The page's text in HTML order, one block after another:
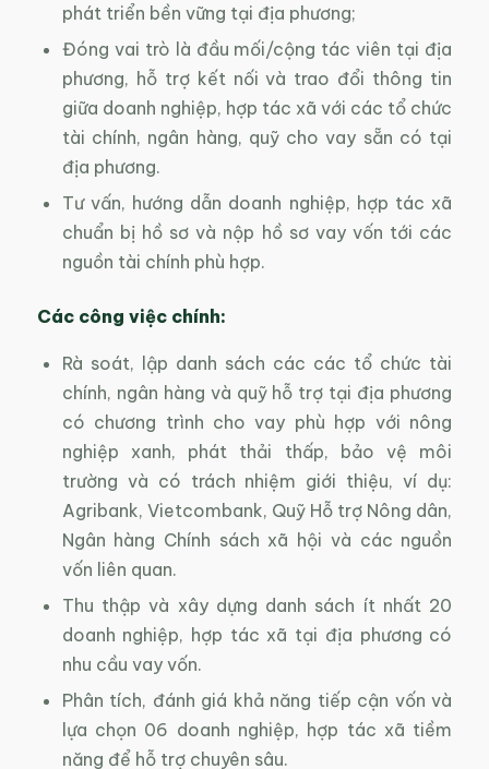
phát triển bền vững tại địa phương;
Đóng vai trò là đầu mối/cộng tác viên tại địa
phương, hỗ trợ kết nối và trao đổi thông tin
giữa doanh nghiệp, hợp tác xã với các tổ chức
tài chính, ngân hàng, quỹ cho vay sẵn có tại
địa phương.
Tư vấn, hướng dẫn doanh nghiệp, hợp tác xã
chuẩn bị hồ sơ và nộp hồ sơ vay vốn tới các
nguồn tài chính phù hợp.
Các công việc chính:
Rà soát, lập danh sách các các tổ chức tài
chính, ngân hàng và quỹ hỗ trợ tại địa phương
có chương trình cho vay phù hợp với nông
nghiệp xanh, phát thải thấp, bảo vệ môi
trường và có trách nhiệm giới thiệu, ví dụ:
Agribank, Vietcombank, Quỹ Hỗ trợ Nông dân,
Ngân hàng Chính sách xã hội và các nguồn
vốn liên quan.
Thu thập và xây dựng danh sách ít nhất 20
doanh nghiệp, hợp tác xã tại địa phương có
nhu cầu vay vốn.
Phân tích, đánh giá khả năng tiếp cận vốn và
lựa chọn 06 doanh nghiệp, hợp tác xã tiềm
năng để hỗ trợ chuyên sâu.